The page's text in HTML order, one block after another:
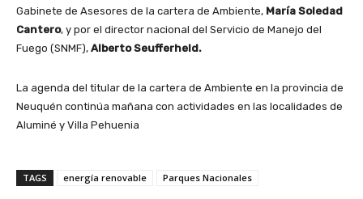
Gabinete de Asesores de la cartera de Ambiente, María Soledad
Cantero, y por el director nacional del Servicio de Manejo del
Fuego (SNMF), Alberto Seufferheld.
La agenda del titular de la cartera de Ambiente en la provincia de
Neuquén continúa mañana con actividades en las localidades de
Aluminé y Villa Pehuenia
TAGS energía renovable Parques Nacionales